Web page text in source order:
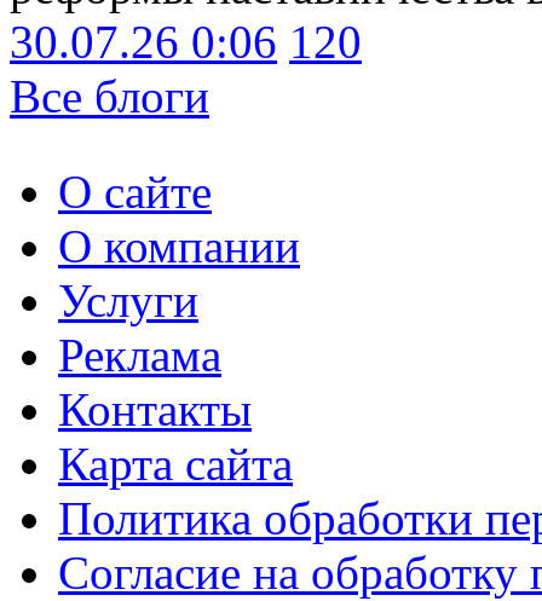
30.07.26 0:06 120
Все блоги
О сайте
О компании
Услуги
Реклама
Контакты
Карта сайта
Политика обработки
Согласие на